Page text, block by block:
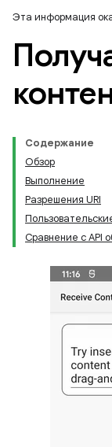
Эта информация
Содержание
Обзор
Выполнение
Разрешения URI
Сравнение с API